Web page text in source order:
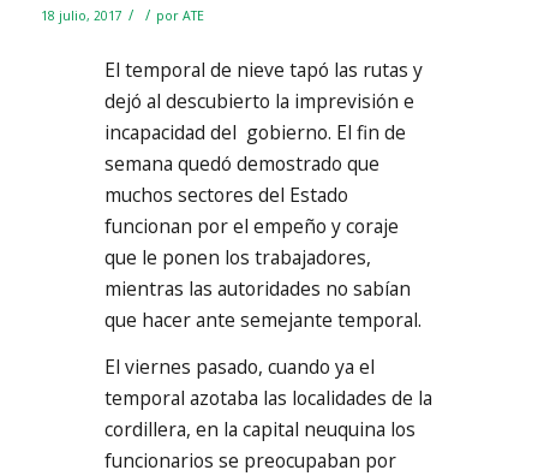
18 julio, 2017 / / por ATE
El temporal de nieve tapó las rutas y
dejó al descubierto la imprevisión e
incapacidad del gobierno. El fin de
semana quedó demostrado que
muchos sectores del Estado
funcionan por el empeño y coraje
que le ponen los trabajadores,
mientras las autoridades no sabían
que hacer ante semejante temporal.
El viernes pasado, cuando ya el
temporal azotaba las localidades de la
cordillera, en la capital neuquina los
funcionarios se preocupaban por